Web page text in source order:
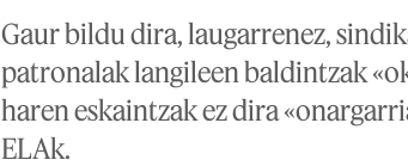
Gaur bildu dira, laugarrenez,
patronalak langileen baldintzak
haren eskaintzak ez dira
ELAk.